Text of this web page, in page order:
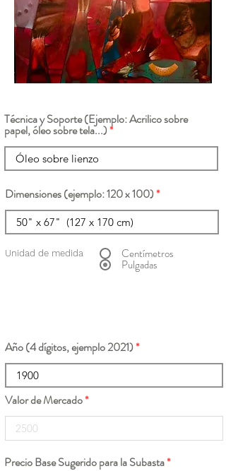
Técnica y Soporte (Ejemplo: Acrilico sobre
papel, óleo sobre tela...)
Dimensiones (ejemplo: 120 x 100)
Unidad de medida Centímetros
Pulgadas
Año (4 dígitos, ejemplo 2021)
Valor de Mercado
Precio Base Sugerido para la Subasta